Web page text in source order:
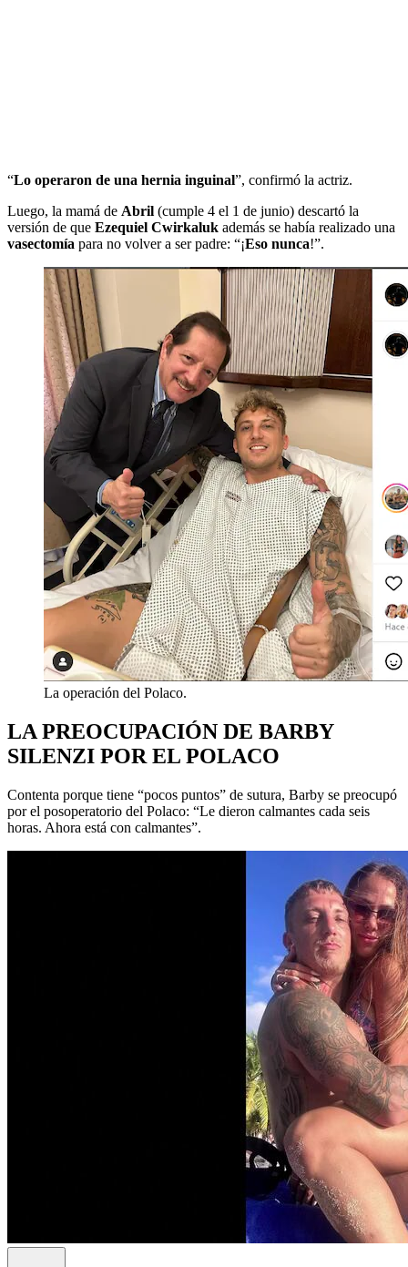
“Lo operaron de una hernia inguinal”, confirmó la actriz.
Luego, la mamá de Abril (cumple 4 el 1 de junio) descartó la
versión de que Ezequiel Cwirkaluk además se había realizado una
vasectomía para no volver a ser padre: “¡Eso nunca!”.
La operación del Polaco.
LA PREOCUPACIÓN DE BARBY
SILENZI POR EL POLACO
Contenta porque tiene “pocos puntos” de sutura, Barby se preocupó
por el posoperatorio del Polaco: “Le dieron calmantes cada seis
horas. Ahora está con calmantes”.